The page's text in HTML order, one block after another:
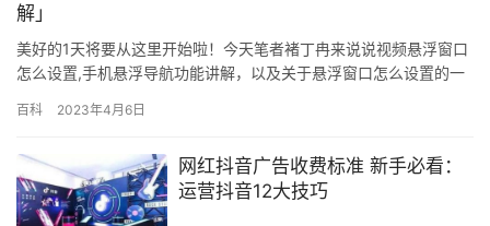
解」
美好的1天将要从这里开始啦！今天笔者褚丁冉来说说视频悬浮窗口
怎么设置,手机悬浮导航功能讲解，以及关于悬浮窗口怎么设置的一
及面很大。如果你认真读了，一定会有所收获！ VIVO手机： vivo手
>>悬浮窗…
百科 2023年4月6日
网红抖音广告收费标准 新手必看：
运营抖音12大技巧